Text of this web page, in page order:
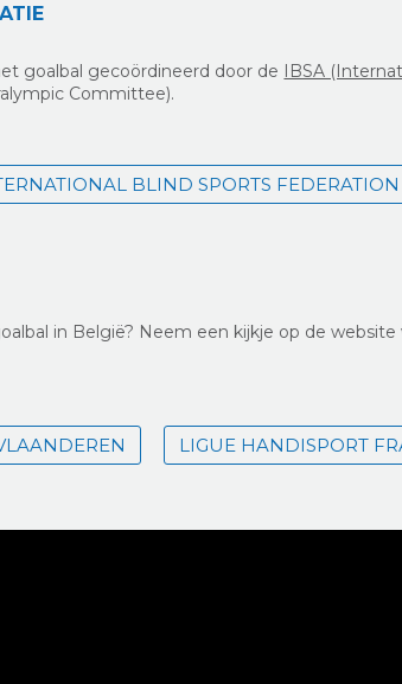
goalbal gecoördineerd door de IBSA
Committee).
BLIND SPORTS FEDERATION
in België? Neem een kijkje op de website
LIGUE HANDISPORT